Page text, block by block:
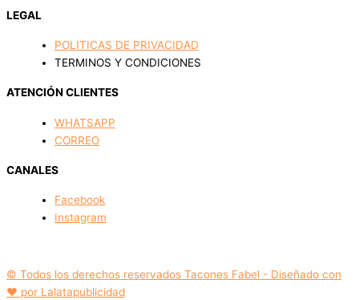
LEGAL
POLITICAS DE PRIVACIDAD
TERMINOS Y CONDICIONES
ATENCIÓN CLIENTES
WHATSAPP
CORREO
CANALES
Facebook
Instagram
© Todos los derechos reservados Tacones Fabel - Diseñado con
❤️ por Lalatapublicidad